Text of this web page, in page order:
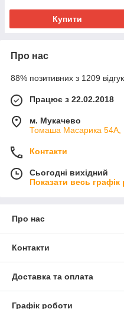
Купити
Про нас
88% позитивних з 1209
Працює з 22.02.2018
м. Мукачево
Томаша Масарика 54А,
Контакти
Сьогодні вихідний
Показати весь графік
Про нас
Контакти
Доставка та оплата
Графік роботи